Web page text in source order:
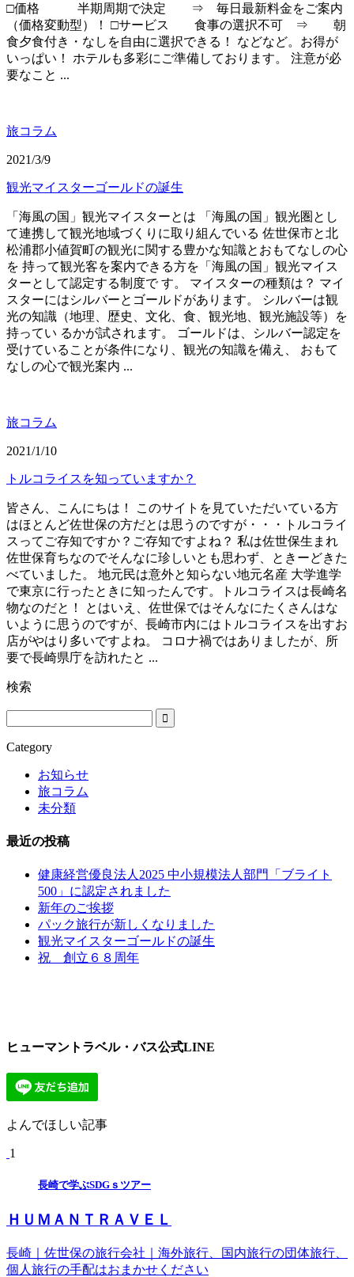
□価格 半期周期で決定 ⇒ 毎日最新料金をご案内
（価格変動型）！ □サービス 食事の選択不可 ⇒ 朝
食夕食付き・なしを自由に選択できる！ などなど。お得が
いっぱい！ ホテルも多彩にご準備しております。 注意が必
要なこと ...
旅コラム
2021/3/9
観光マイスターゴールドの誕生
「海風の国」観光マイスターとは 「海風の国」観光圏とし
て連携して観光地域づくりに取り組んでいる 佐世保市と北
松浦郡小値賀町の観光に関する豊かな知識とおもてなしの心
を 持って観光客を案内できる方を「海風の国」観光マイス
ターとして認定する制度で す。 マイスターの種類は？ マイ
スターにはシルバーとゴールドがあります。 シルバーは観
光の知識（地理、歴史、文化、食、観光地、観光施設等）を
持ってい るかが試されます。 ゴールドは、シルバー認定を
受けていることが条件になり、観光の知識を備え、 おもて
なしの心で観光案内 ...
旅コラム
2021/1/10
トルコライスを知っていますか？
皆さん、こんにちは！ このサイトを見ていただいている方
はほとんど佐世保の方だとは思うのですが・・・トルコライ
スってご存知ですか？ご存知ですよね？ 私は佐世保生まれ
佐世保育ちなのでそんなに珍しいとも思わず、ときーどきた
べていました。 地元民は意外と知らない地元名産 大学進学
で東京に行ったときに知ったんです。トルコライスは長崎名
物なのだと！ とはいえ、佐世保ではそんなにたくさんはな
いように思うのですが、長崎市内にはトルコライスを出すお
店がやはり多いですよね。 コロナ禍ではありましたが、所
要で長崎県庁を訪れたと ...
検索
Category
お知らせ
旅コラム
未分類
最近の投稿
健康経営優良法人2025 中小規模法人部門「ブライト
500」に認定されました
新年のご挨拶
パック旅行が新しくなりました
観光マイスターゴールドの誕生
祝 創立６８周年
ヒューマントラベル・バス公式LINE
よんでほしい記事
1
長崎で学ぶSDGｓツアー
ＨＵＭＡＮＴＲＡＶＥＬ
長崎｜佐世保の旅行会社｜海外旅行、国内旅行の団体旅行、
個人旅行の手配はおまかせください